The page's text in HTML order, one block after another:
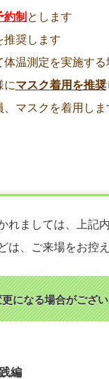
約制 とします
推奨します
体温測定を実施す
にマスク着用を推奨
マスクを着用しま
れましては、上記
は、ご来場をお控え
になる場合がござ
編